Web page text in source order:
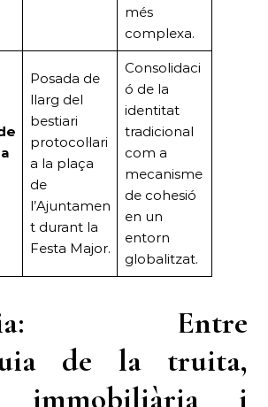
més
complexa.
Posada de
llarg del
bestiari
protocol·lari
a la plaça
de
l’Ajuntamen
t durant la
Festa Major.
Consolidaci
ó de la
identitat
tradicional
com a
mecanisme
de cohesió
en un
entorn
globalitzat.
Entre
de la truita,
immobiliària i